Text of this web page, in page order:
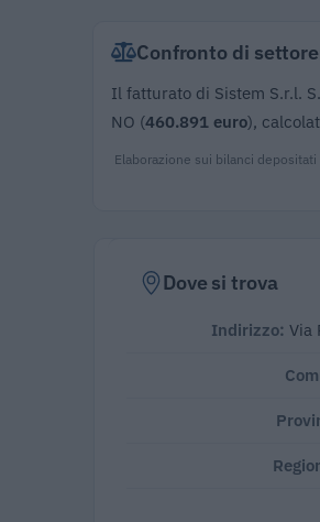
Confronto di settore
Il fatturato di Sistem S.r.l.
NO (460.891 euro),
Elaborazione sui bilanci
Dove si trova
Indirizzo: Via